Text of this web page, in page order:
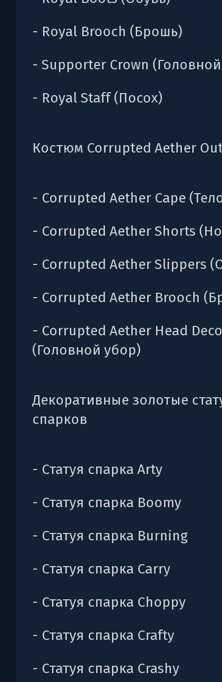
- Royal Brooch (Брошь)
- Supporter Crown
- Royal Staff (Посох)
Костюм Corrupted Aether
- Corrupted Aether Cape
- Corrupted Aether Shorts
- Corrupted Aether Slippers
- Corrupted Aether Brooch
- Corrupted Aether Head
(Головной убор)
Декоративные золотые
спарков
- Статуя спарка Arty
- Статуя спарка Boomy
- Статуя спарка Burning
- Статуя спарка Carry
- Статуя спарка Choppy
- Статуя спарка Crafty
- Статуя спарка Crashy